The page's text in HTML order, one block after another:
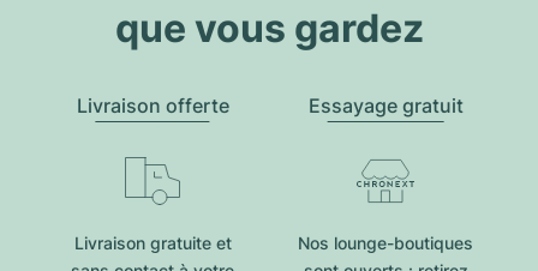
que vous gardez
Livraison offerte
Livraison gratuite et
Essayage gratuit
Nos lounge-boutiques